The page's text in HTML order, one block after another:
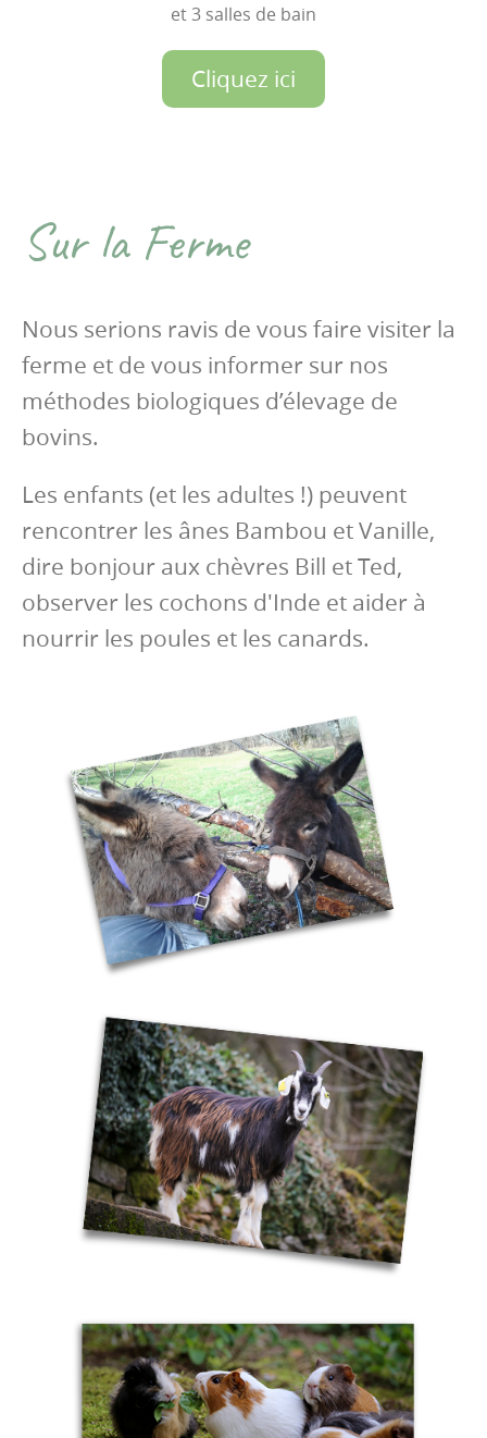
et 3 salles de bain
Cliquez ici
Sur la Ferme
Nous serions ravis de vous faire visiter la
ferme et de vous informer sur nos
méthodes biologiques d’élevage de
bovins.
Les enfants (et les adultes !) peuvent
rencontrer les ânes Bambou et Vanille,
dire bonjour aux chèvres Bill et Ted,
observer les cochons d'Inde et aider à
nourrir les poules et les canards.